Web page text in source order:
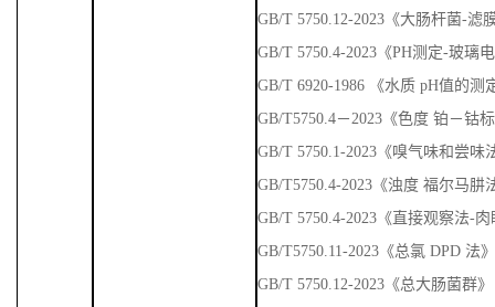
GB/T 5750.12-2023《大肠杆菌-滤
GB/T 5750.4-2023《PH测定-玻璃
GB/T 6920-1986 《水质 pH值的测
GB/T5750.4－2023《色度 铂－钴
GB/T 5750.1-2023《嗅气味和尝味
GB/T5750.4-2023《浊度 福尔马肼
GB/T 5750.4-2023《直接观察法-
GB/T5750.11-2023《总氯 DPD 法
GB/T 5750.12-2023《总大肠菌群》